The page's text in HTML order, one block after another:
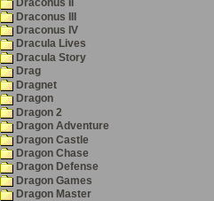
Draconus II
Draconus III
Draconus IV
Dracula Lives
Dracula Story
Drag
Dragnet
Dragon
Dragon 2
Dragon Adventure
Dragon Castle
Dragon Chase
Dragon Defense
Dragon Games
Dragon Master